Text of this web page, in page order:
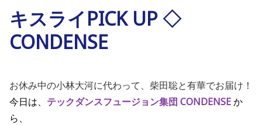
キスライPICK UP ◇
CONDENSE
お休み中の小林大河に代わって、柴田聡と有華でお届け！
今日は、 テックダンスフュージョン集団 CONDENSEか
ら、